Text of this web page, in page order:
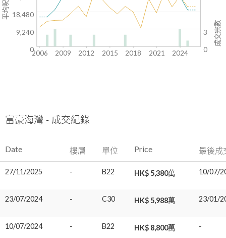
3
0
2006 2009 2012 2015 2018 2021 2024
成交宗數
18,480
9,240
0
富豪海灣 - 成交紀錄
Date 樓層 單位 Price 最後成
27/11/2025 - B22 HK$ 5,380萬 10/07/
23/07/2024 - C30 HK$ 5,988萬 23/01/
10/07/2024 - B22 HK$ 8,800萬 -